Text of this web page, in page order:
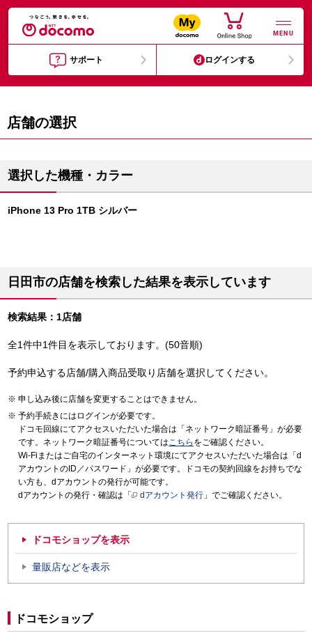
MENU
サポート ログインする
店舗の選択
選択した機種・カラー
iPhone 13 Pro 1TB シルバー
日田市の店舗を検索した結果を表示しています
検索結果：1店舗
全1件中1件目を表示しております。(50音順)
予約申込する店舗/購入商品受取り店舗を選択してください。
申し込み後に店舗を変更することはできません。
予約手続きにはログインが必要です。
ドコモ回線にてアクセスいただいた場合は「ネットワーク暗証番号」が必要
です。ネットワーク暗証番号についてはこちら をご確認ください。
Wi-Fiまたはご自宅のインターネット環境にてアクセスいただいた場合は「d
アカウントのID／パスワード」が必要です。ドコモの契約回線をお持ちでな
い方も、dアカウントの発行が可能です。
dアカウントの発行・確認は「
dアカウント発行 」でご確認ください。
ドコモショップを表示
量販店などを表示
ドコモショップ